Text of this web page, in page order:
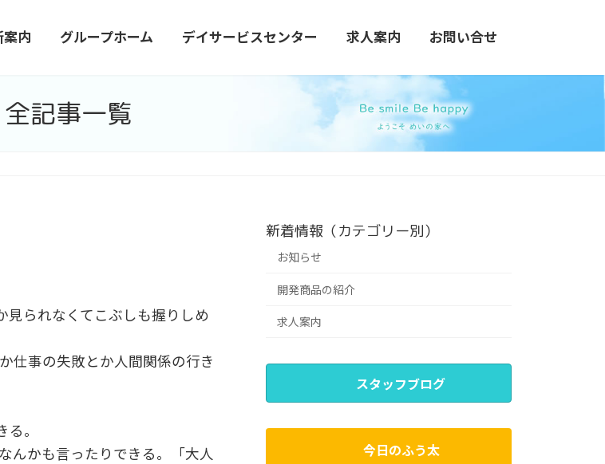
案内 グループホーム デイサービスセンター 求人案内 お問い合せ
全記事一覧
見られなくてこぶしも握りしめ
仕事の失敗とか人間関係の行き
。
んかも言ったりできる。「大人
新着情報（カテゴリー別）
お知らせ
開発商品の紹介
求人案内
スタッフブログ
今日のふう太